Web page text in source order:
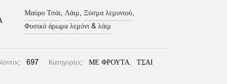
Μαύρο Τσάι, Λάιμ, Ξύσμα λεμονιού,
Φυσικό άρωμα λεμόνι & λάιμ
697 Κατηγορίες: ΜΕ ΦΡΟΥΤΑ, ΤΣΑΙ